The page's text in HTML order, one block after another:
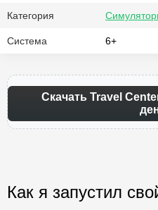
Категория
Система 6+
Скачать Travel
Как я запустил